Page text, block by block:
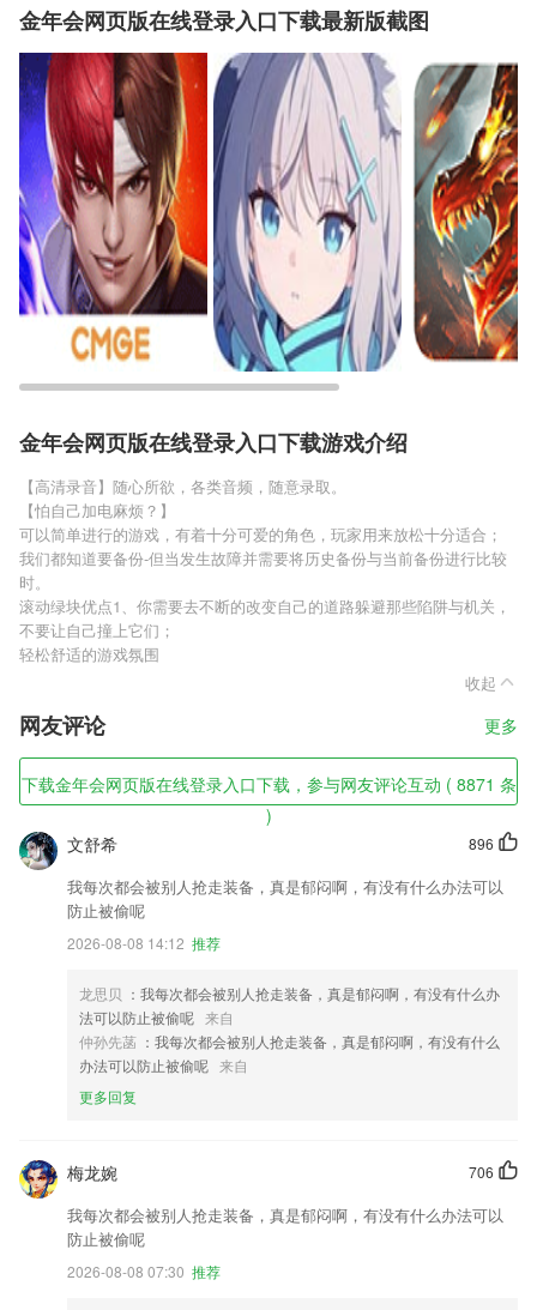
金年会网页版在线登录入口下载最新版截图
金年会网页版在线登录入口下载游戏介绍
【高清录音】随心所欲，各类音频，随意录取。
【怕自己加电麻烦？】
可以简单进行的游戏，有着十分可爱的角色，玩家用来放松十分适合；
我们都知道要备份-但当发生故障并需要将历史备份与当前备份进行比较
时。
滚动绿块优点1、你需要去不断的改变自己的道路躲避那些陷阱与机关，
不要让自己撞上它们；
轻松舒适的游戏氛围
收起
网友评论 更多
下载金年会网页版在线登录入口下载，参与网友评论互动 ( 8871 条
)
896
文舒希
我每次都会被别人抢走装备，真是郁闷啊，有没有什么办法可以
防止被偷呢
2026-08-08 14:12 推荐
龙思贝 ：我每次都会被别人抢走装备，真是郁闷啊，有没有什么办
法可以防止被偷呢 来自
仲孙先菡 ：我每次都会被别人抢走装备，真是郁闷啊，有没有什么
办法可以防止被偷呢 来自
更多回复
706
梅龙婉
我每次都会被别人抢走装备，真是郁闷啊，有没有什么办法可以
防止被偷呢
2026-08-08 07:30 推荐